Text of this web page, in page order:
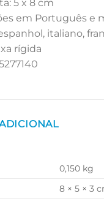
5 x 8 cm
em Português e
italiano,
rígida
0,150 kg
8 × 5 × 3